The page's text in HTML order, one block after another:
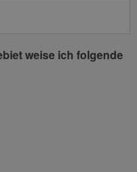
weise ich folgende